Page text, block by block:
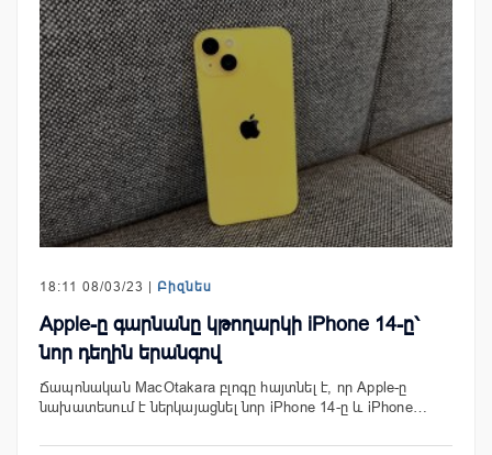
18:11 08/03/23 | Բիզնես
Apple-ը գարնանը կթողարկի iPhone 14-ը՝
նոր դեղին երանգով
Ճապոնական MacOtakara բլոգը հայտնել է, որ Apple-ը
նախատեսում է ներկայացնել նոր iPhone 14-ը և iPhone…